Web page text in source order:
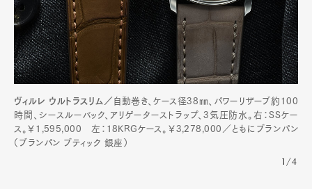
ヴィルレ ウルトラスリム／ 自動巻き、ケース径38㎜、パワーリザーブ約100
時間、シースルーバック、アリゲーターストラップ、3気圧防水。右：SSケー
ス。￥1,595,000 左：18KRGケース。￥3,278,000／ともにブランパン
（ブランパン ブティック 銀座）
1/4